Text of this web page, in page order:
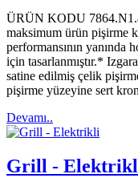
ÜRÜN KODU
maksimum ürün pişirme
performansının yanında
için tasarlanmıştır.*
satine edilmiş çelik
pişirme yüzeyine sert
Devamı..
Grill -